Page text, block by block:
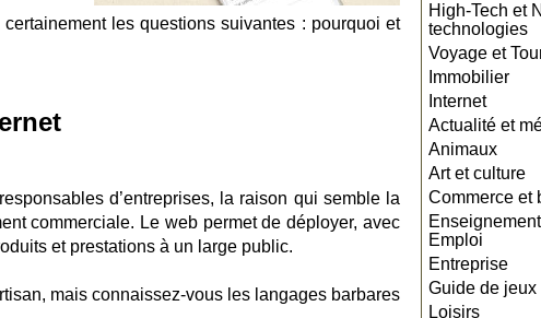
High-Tech et
technologies
Voyage et
Immobilier
Internet
Actualité et
Animaux
Art et culture
Commerce et
Emploi
Entreprise
Guide de jeux
Loisirs
les questions suivantes : pourquoi et
d’entreprises, la raison qui semble la
commerciale. Le web permet de déployer, avec
et prestations à un large public.
mais connaissez-vous les langages barbares